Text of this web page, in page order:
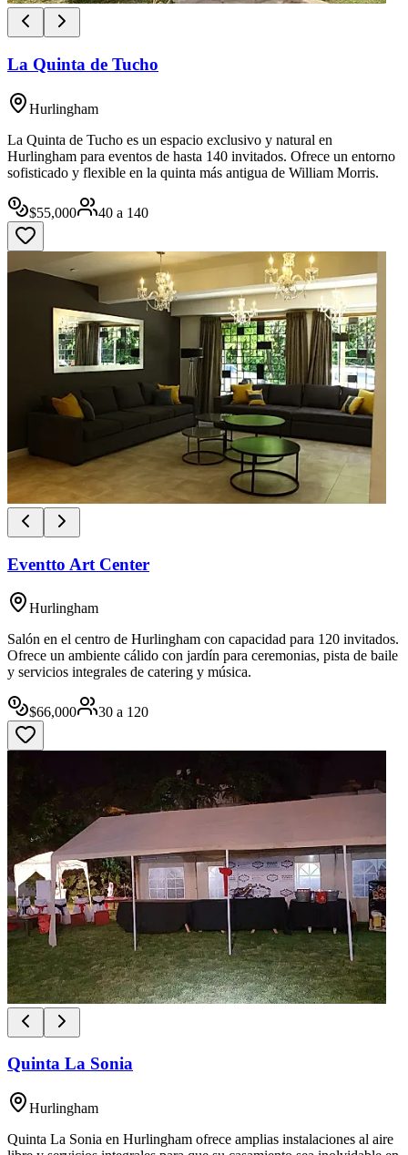
La Quinta de Tucho
Hurlingham
La Quinta de Tucho es un espacio exclusivo y natural en
Hurlingham para eventos de hasta 140 invitados. Ofrece un entorno
sofisticado y flexible en la quinta más antigua de William Morris.
$55,000 40 a 140
Eventto Art Center
Hurlingham
Salón en el centro de Hurlingham con capacidad para 120 invitados.
Ofrece un ambiente cálido con jardín para ceremonias, pista de baile
y servicios integrales de catering y música.
$66,000 30 a 120
Quinta La Sonia
Hurlingham
Quinta La Sonia en Hurlingham ofrece amplias instalaciones al aire